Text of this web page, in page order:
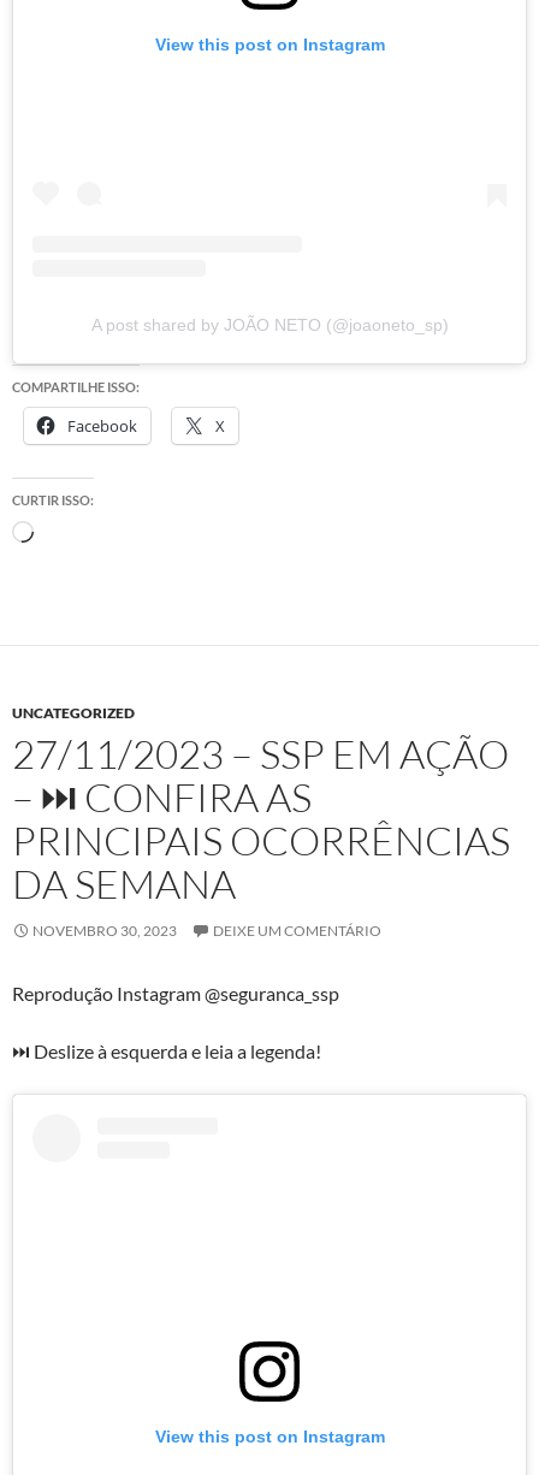
View this post on Instagram
A post shared by JOÃO NETO (@joaoneto_sp)
COMPARTILHE ISSO:
Facebook X
CURTIR ISSO:
Carregando...
UNCATEGORIZED
27/11/2023 – SSP EM AÇÃO
– ⏭ CONFIRA AS
PRINCIPAIS OCORRÊNCIAS
DA SEMANA
NOVEMBRO 30, 2023 DEIXE UM COMENTÁRIO
Reprodução Instagram @seguranca_ssp
⏭ Deslize à esquerda e leia a legenda!
View this post on Instagram